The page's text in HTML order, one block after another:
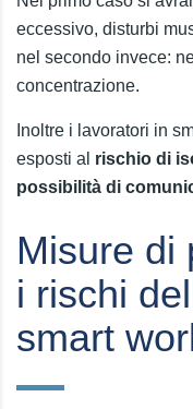
eccessivo, disturbi
nel secondo invece:
concentrazione.
Inoltre i lavoratori in
esposti al rischio di
possibilità di
Misure di
i rischi
smart